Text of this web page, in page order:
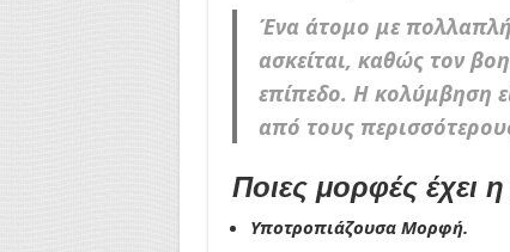
Ένα άτομο με
ασκείται, καθώς τον
επίπεδο. Η κολύμβηση
από τους
Ποιες μορφές έχει
Υποτροπιάζουσα Μορφή.